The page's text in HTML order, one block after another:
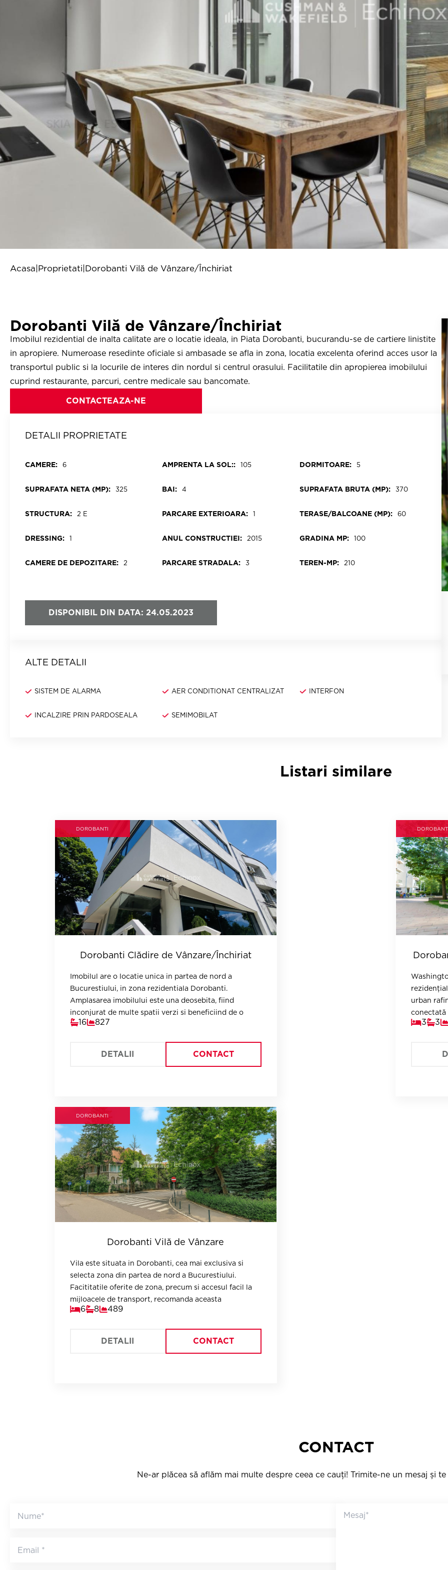
Acasa Proprietati Dorobanti Vilă de Vânzare/Închiriat
Dorobanti Vilă de Vânzare/Închiriat
Imobilul rezidential de inalta calitate are o locatie ideala, in Piata Dorobanti, bucurandu-se de cartiere linistite
in apropiere. Numeroase resedinte oficiale si ambasade se afla in zona, locatia excelenta oferind acces usor la
transportul public si la locurile de interes din nordul si centrul orasului. Facilitatile din apropierea imobilului
cuprind restaurante, parcuri, centre medicale sau bancomate.
CONTACTEAZA-NE
DETALII PROPRIETATE
CAMERE: 6 AMPRENTA LA SOL:: 105 DORMITOARE: 5
SUPRAFATA NETA (MP): 325 BAI: 4 SUPRAFATA BRUTA (MP): 370
STRUCTURA: 2 E PARCARE EXTERIOARA: 1 TERASE/BALCOANE (MP): 60
DRESSING: 1 ANUL CONSTRUCTIEI: 2015 GRADINA MP: 100
CAMERE DE DEPOZITARE: 2 PARCARE STRADALA: 3 TEREN-MP: 210
DISPONIBIL DIN DATA: 24.05.2023
ALTE DETALII
SISTEM DE ALARMA AER CONDITIONAT CENTRALIZAT INTERFON
INCALZIRE PRIN PARDOSEALA SEMIMOBILAT
Listari similare
DOROBANTI
Dorobanti Clădire de Vânzare/Închiriat
Imobilul are o locatie unica in partea de nord a
Bucurestiului, in zona rezidentiala Dorobanti.
Amplasarea imobilului este una deosebita, fiind
inconjurat de multe spatii verzi si beneficiind de o
vedere panoramica si expunere.
16 827
DETALII CONTACT
urban
conectată
oferă
3 3
DOROBANTI
Dorobanti Vilă de Vânzare
Vila este situata in Dorobanti, cea mai exclusiva si
selecta zona din partea de nord a Bucurestiului.
Facititatile oferite de zona, precum si accesul facil la
mijloacele de transport, recomanda aceasta
proprietate ca fiind ideala pentru resedinta sau sediu
6 8 489
DETALII CONTACT
CONTACT
Ne-ar plăcea să aflăm mai multe despre ceea ce cauți! Trimite-ne un mesaj și